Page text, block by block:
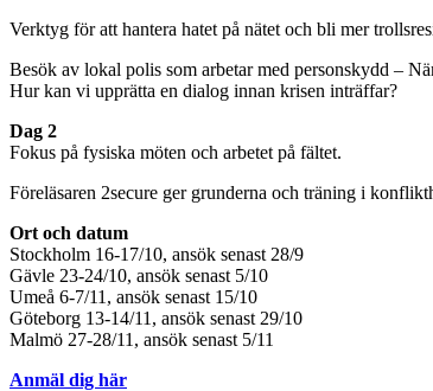
Verktyg för att hantera hatet på nätet och bli mer
Besök av lokal polis som arbetar med personskydd –
Hur kan vi upprätta en dialog innan krisen inträffar?
Dag 2
Fokus på fysiska möten och arbetet på fältet.
Föreläsaren 2secure ger grunderna och träning i
Ort och datum
Stockholm 16-17/10, ansök senast 28/9
Gävle 23-24/10, ansök senast 5/10
Umeå 6-7/11, ansök senast 15/10
Göteborg 13-14/11, ansök senast 29/10
Malmö 27-28/11, ansök senast 5/11
Anmäl dig här